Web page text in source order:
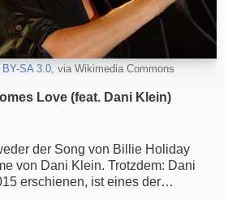
BY-SA 3.0 , via Wikimedia Commons
Love (feat. Dani Klein)
der Song von Billie Holiday
von Dani Klein. Trotzdem: Dani
erschienen, ist eines der…